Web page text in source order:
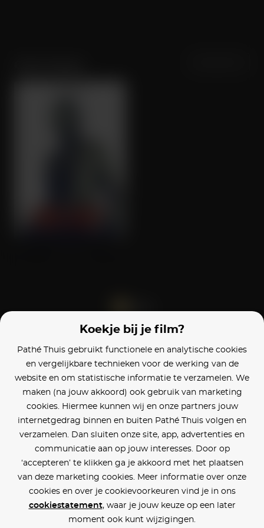
Koekje bij je film?
Pathé Thuis gebruikt functionele en analytische cookies
en vergelijkbare technieken voor de werking van de
website en om statistische informatie te verzamelen. We
maken (na jouw akkoord) ook gebruik van marketing
cookies. Hiermee kunnen wij en onze partners jouw
internetgedrag binnen en buiten Pathé Thuis volgen en
verzamelen. Dan sluiten onze site, app, advertenties en
communicatie aan op jouw interesses. Door op
‘accepteren’ te klikken ga je akkoord met het plaatsen
van deze marketing cookies. Meer informatie over onze
cookies en over je cookievoorkeuren vind je in ons
cookiestatement, waar je jouw keuze op een later
moment ook kunt wijzigingen.
Klantenservice
Betaalinstellingen
Cookie voorkeuren
Over Pathé Thuis
Bioscopen
CVD